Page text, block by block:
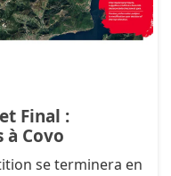
Final :
Covo
se terminera en